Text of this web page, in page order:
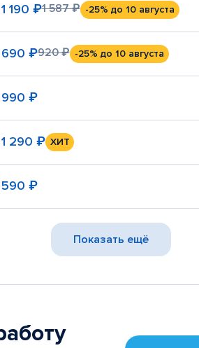
1 190 ₽1 587 ₽ -25% до 10 августа
690 ₽920 ₽ -25% до 10 августа
990 ₽
1 290 ₽ ХИТ
590 ₽
Показать ещё